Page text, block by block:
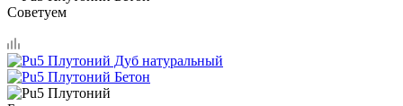
Советуем